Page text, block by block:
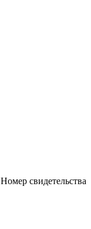
Номер свидетельства